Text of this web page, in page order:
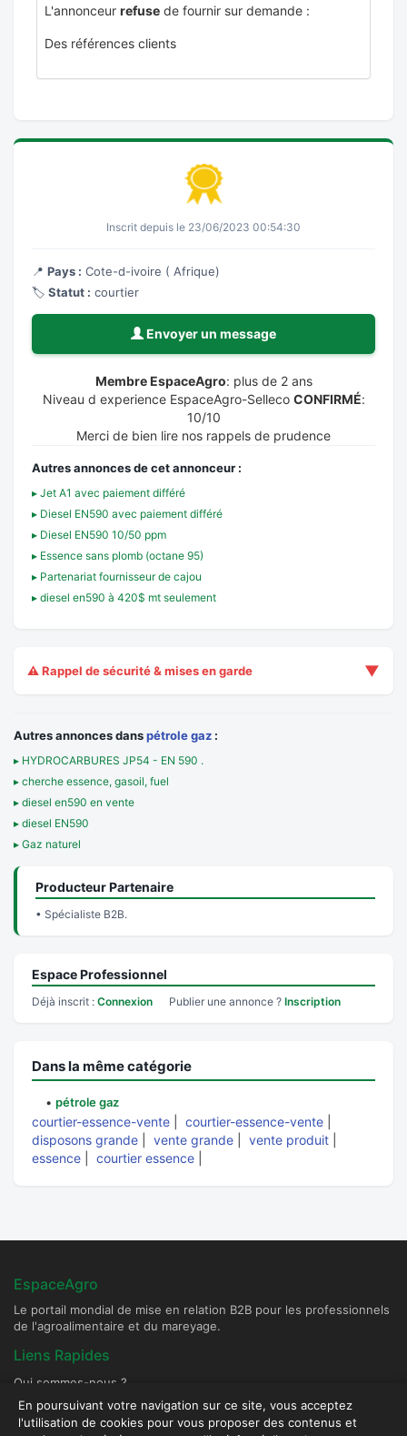
L'annonceur refuse de fournir sur demande :
Des références clients
Inscrit depuis le 23/06/2023 00:54:30
📍 Pays : Cote-d-ivoire ( Afrique)
🏷️ Statut : courtier
Envoyer un message
Membre EspaceAgro: plus de 2 ans
Niveau d experience EspaceAgro-Selleco CONFIRMÉ:
10/10
Merci de bien lire nos rappels de prudence
Autres annonces de cet annonceur :
▸ Jet A1 avec paiement différé
▸ Diesel EN590 avec paiement différé
▸ Diesel EN590 10/50 ppm
▸ Essence sans plomb (octane 95)
▸ Partenariat fournisseur de cajou
▸ diesel en590 à 420$ mt seulement
⚠️ Rappel de sécurité & mises en garde ▼
Autres annonces danspétrole gaz :
▸ HYDROCARBURES JP54 - EN 590 .
▸ cherche essence, gasoil, fuel
▸ diesel en590 en vente
▸ diesel EN590
▸ Gaz naturel
Producteur Partenaire
• Spécialiste B2B.
Espace Professionnel
Déjà inscrit : Connexion Publier une annonce ? Inscription
Dans la même catégorie
• pétrole gaz
courtier-essence-vente courtier-essence-vente
disposons grande
vente grande vente produit
essence
courtier essence
EspaceAgro
Le portail mondial de mise en relation B2B pour les professionnels
de l'agroalimentaire et du mareyage.
Liens Rapides
Qui sommes-nous ?
Devenir Fournisseur Partenaire
Publier une annonce
En poursuivant votre navigation sur ce site, vous acceptez
l'utilisation de cookies pour vous proposer des contenus et